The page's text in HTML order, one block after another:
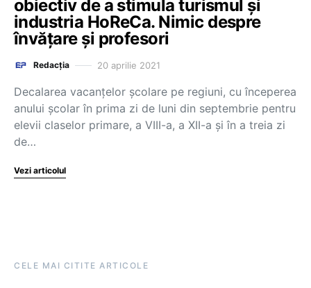
obiectiv de a stimula turismul şi
industria HoReCa. Nimic despre
învățare și profesori
Redacția 20 aprilie 2021
Decalarea vacanțelor școlare pe regiuni, cu începerea
anului școlar în prima zi de luni din septembrie pentru
elevii claselor primare, a VIII-a, a XII-a și în a treia zi
de…
Vezi articolul
CELE MAI CITITE ARTICOLE